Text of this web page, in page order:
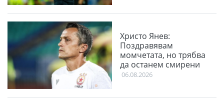
Христо Янев:
Поздравявам
момчетата, но трябва
да останем смирени
06.08.2026